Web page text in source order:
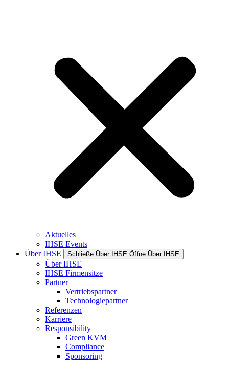
Aktuelles
IHSE Events
Über IHSE
Schließe Über IHSE Öffne Über IHSE
Über IHSE
IHSE Firmensitze
Partner
Vertriebspartner
Technologiepartner
Referenzen
Karriere
Responsibility
Green KVM
Compliance
Sponsoring